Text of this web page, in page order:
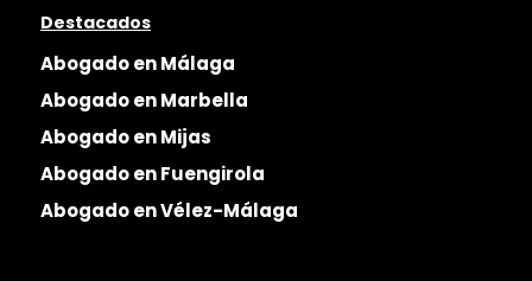
Destacados
Abogado en Málaga
Abogado en Marbella
Abogado en Mijas
Abogado en Fuengirola
Abogado en Vélez-Málaga